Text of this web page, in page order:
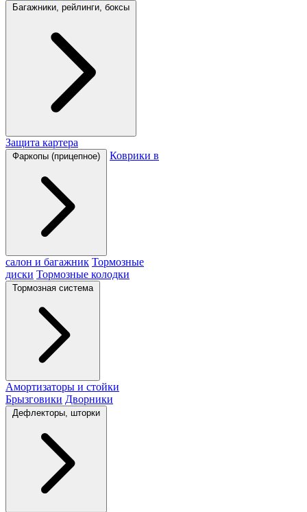
Багажники, рейлинги, боксы
Защита картера
Фаркопы (прицепное) Коврики в
салон и багажник Тормозные
диски Тормозные колодки
Тормозная система
Амортизаторы и стойки
Брызговики Дворники
Дефлекторы, шторки